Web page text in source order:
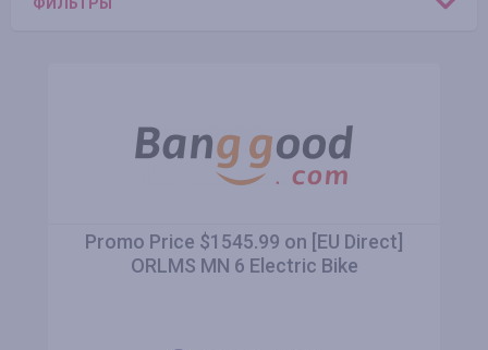
Promo Price $1545.99 on [EU Direct]
ORLMS MN 6 Electric Bike